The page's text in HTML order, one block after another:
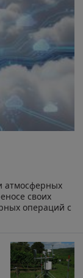
атмосферных
своих
операций с